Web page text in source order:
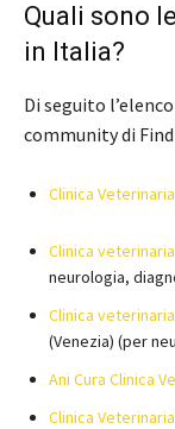
Quali sono
in Italia?
Di seguito
community di
Clinica
Clinica
neurologia,
Clinica
(Venezia) (per
Ani Cura Clinica
Clinica